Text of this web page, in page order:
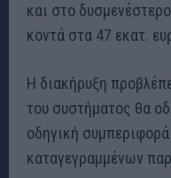
και στο
κοντά στα 47 εκατ.
Η διακήρυξη
του συστήματος θα
οδηγική
καταγεγραμμένων